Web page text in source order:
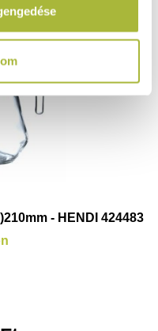
- HENDI 424483